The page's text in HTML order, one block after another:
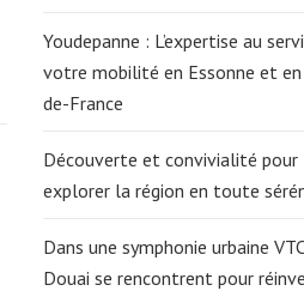
Youdepanne : L’expertise au
votre mobilité en Essonne et
de-France
Découverte et convivialité pour
explorer la région en toute
Dans une symphonie urbaine
Douai se rencontrent pour